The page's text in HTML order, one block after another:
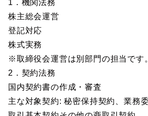
1．機関法務
株主総会運営
登記対応
株式実務
※取締役会運営は別部門の担当です
2．契約法務
国内契約書の作成・審査
主な対象契約: 秘密保持契約、業務委